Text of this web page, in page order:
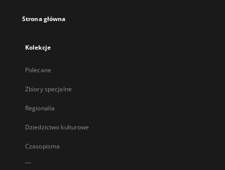
Strona główna
Kolekcje
Polecane
Zbiory specjalne
Regionalia
Dziedzictwo kulturowe
Czasopisma
...